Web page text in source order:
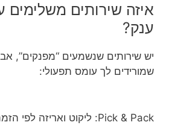
איזה שירותים משלימים
ענק?
יש שירותים שנשמעים “מפנקים”,
שמורידים לך עומס תפעולי:
Pick & Pack: ליקוט ואריזה לפי הזמנה